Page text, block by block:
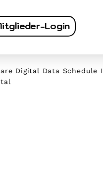
Login
Digital Data Schedule